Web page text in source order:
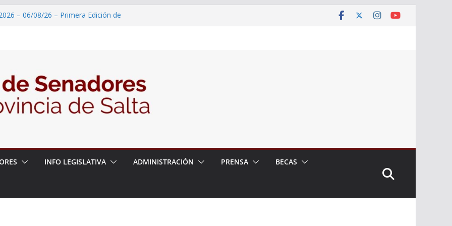
– 06/08/26 – Primera Edición de
– 06/08/26 – Créase el Ente Salteño
Vegetal
6 de agosto
INFO LEGISLATIVA ADMINISTRACIÓN PRENSA BECAS